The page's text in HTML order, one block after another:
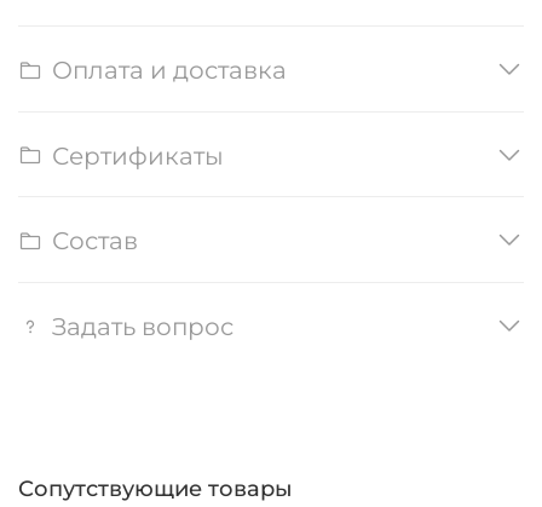
Оплата и доставка
Сертификаты
Состав
Задать вопрос
Сопутствующие товары